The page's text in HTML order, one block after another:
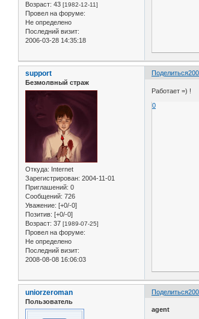
Возраст: 43 [1982-12-11]
Провел на форуме:
Не определено
Последний визит:
2006-03-28 14:35:18
Поделиться
support
Безмолвный страж
Откуда: Internet
Зарегистрирован: 2004-11-01
Приглашений: 0
Сообщений: 726
Уважение: [+0/-0]
Позитив: [+0/-0]
Возраст: 37 [1989-07-25]
Провел на форуме:
Не определено
Последний визит:
2008-08-08 16:06:03
Работает =) !
0
Поделиться
uniorzeroman
Пользователь
agent